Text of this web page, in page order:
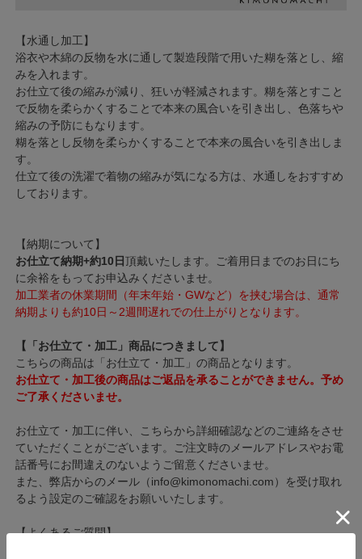
【水通し加工】
浴衣や木綿の反物を水に通して製造段階で用いた糊を落とし、縮
みを入れます。
お仕立て後の縮みが減り、狂いが軽減されます。糊を落とすこと
で反物を柔らかくすることで本来の風合いを引き出し、色落ちや
縮みの予防にもなります。
糊を落とし反物を柔らかくすることで本来の風合いを引き出しま
す。
仕立て後の洗濯で着物の縮みが気になる方は、水通しをおすすめ
しております。
【納期について】
お仕立て納期+約10日頂戴いたします。ご着用日までのお日にち
に余裕をもってお申込みくださいませ。
加工業者の休業期間（年末年始・GWなど）を挟む場合は、通常
納期よりも約10日～2週間遅れでの仕上がりとなります。
【「お仕立て・加工」商品につきまして】
こちらの商品は「お仕立て・加工」の商品となります。
お仕立て・加工後の商品はご返品を承ることができません。予め
ご了承くださいませ。
お仕立て・加工に伴い、こちらから詳細確認などのご連絡をさせ
ていただくことがございます。ご注文時のメールアドレスやお電
話番号にお間違えのないようご留意くださいませ。
また、弊店からのメール（info@kimonomachi.com）を受け取れ
るよう設定のご確認をお願いいたします。
【よくあるご質問】